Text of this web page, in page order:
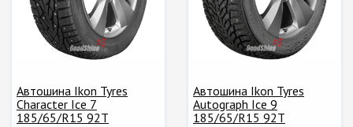
Автошина Ikon Tyres
Character Ice 7
185/65/R15 92T
Автошина Ikon Tyres
Autograph Ice 9
185/65/R15 92T